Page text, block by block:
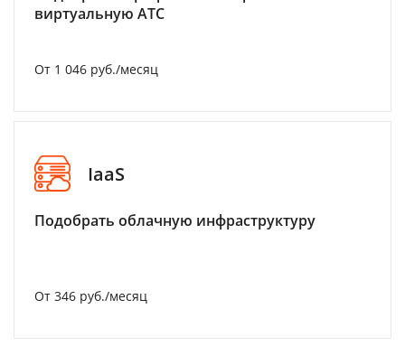
виртуальную АТС
От 1 046 руб./месяц
IaaS
Подобрать облачную инфраструктуру
От 346 руб./месяц